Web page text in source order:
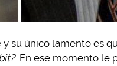
su único lamento es
En ese momento le